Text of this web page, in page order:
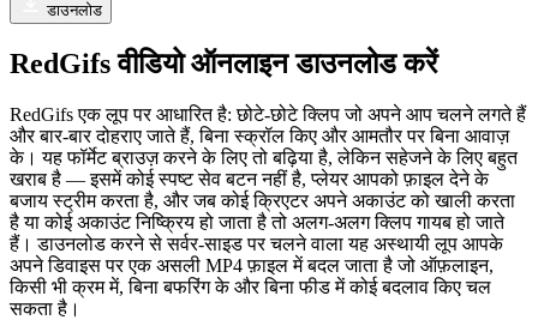
डाउनलोड
RedGifs वीडियो ऑनलाइन डाउनलोड करें
RedGifs एक लूप पर आधारित है: छोटे-छोटे क्लिप जो अपने आप चलने लगते हैं
और बार-बार दोहराए जाते हैं, बिना स्क्रॉल किए और आमतौर पर बिना आवाज़
के। यह फॉर्मेट ब्राउज़ करने के लिए तो बढ़िया है, लेकिन सहेजने के लिए बहुत
खराब है — इसमें कोई स्पष्ट सेव बटन नहीं है, प्लेयर आपको फ़ाइल देने के
बजाय स्ट्रीम करता है, और जब कोई क्रिएटर अपने अकाउंट को खाली करता
है या कोई अकाउंट निष्क्रिय हो जाता है तो अलग-अलग क्लिप गायब हो जाते
हैं। डाउनलोड करने से सर्वर-साइड पर चलने वाला यह अस्थायी लूप आपके
अपने डिवाइस पर एक असली MP4 फ़ाइल में बदल जाता है जो ऑफ़लाइन,
किसी भी क्रम में, बिना बफरिंग के और बिना फीड में कोई बदलाव किए चल
सकता है।